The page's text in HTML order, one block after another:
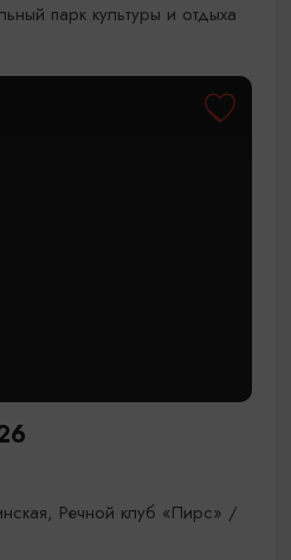
парк культуры и отдыха
Речной клуб «Пирс» /